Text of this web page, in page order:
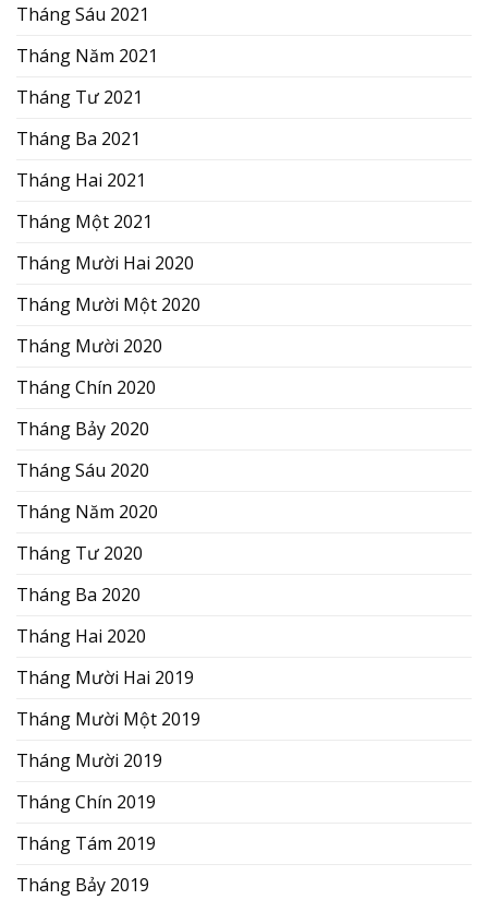
Tháng Sáu 2021
Tháng Năm 2021
Tháng Tư 2021
Tháng Ba 2021
Tháng Hai 2021
Tháng Một 2021
Tháng Mười Hai 2020
Tháng Mười Một 2020
Tháng Mười 2020
Tháng Chín 2020
Tháng Bảy 2020
Tháng Sáu 2020
Tháng Năm 2020
Tháng Tư 2020
Tháng Ba 2020
Tháng Hai 2020
Tháng Mười Hai 2019
Tháng Mười Một 2019
Tháng Mười 2019
Tháng Chín 2019
Tháng Tám 2019
Tháng Bảy 2019